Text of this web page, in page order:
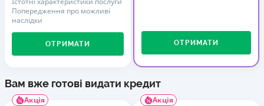
Попередження про можливі
наслідки
ОТРИМАТИ ОТРИМАТИ
Вам вже готові видати кредит
Акція Акція